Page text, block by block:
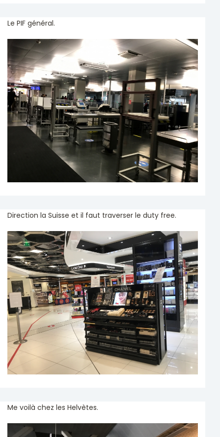
Le PIF général.
Direction la Suisse et il faut traverser le duty free.
Me voilà chez les Helvètes.